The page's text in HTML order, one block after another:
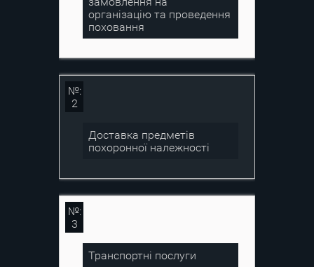
організацію та проведення
поховання
№:
2
Доставка предметів
похоронної належності
№:
3
Транспортні послуги